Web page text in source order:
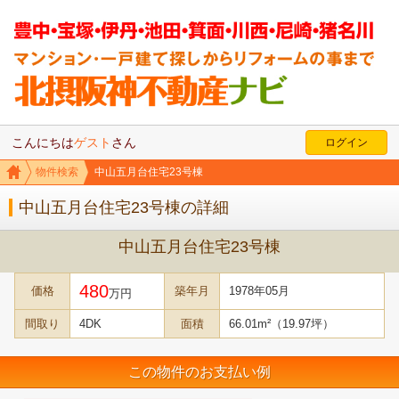
こんにちはゲスト さん ログイン
物件検索 中山五月台住宅23号棟
中山五月台住宅23号棟の詳細
中山五月台住宅23号棟
価格 480万円 築年月 1978年05月
間取り 4DK 面積 66.01m²（19.97坪）
この物件のお支払い例